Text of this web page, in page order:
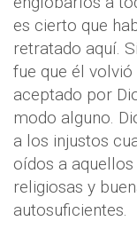
es cierto que
retratado aquí.
fue que él volvió
aceptado por
modo alguno.
a los injustos
oídos a
religiosas y
autosuficientes.